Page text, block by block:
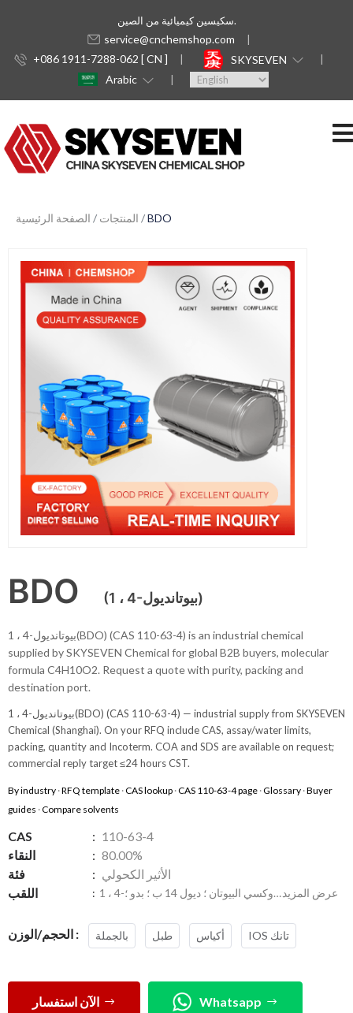
سكيسين كيميائية من الصين.
service@cnchemshop.com
+086 1911-7288-062 [ CN ]
SKYSEVEN
Arabic
الصفحة الرئيسية المنتجات BDO
BDO (1 ، 4-بيوتانديول)
1 ، 4-بيوتانديول(BDO) (CAS 110-63-4) is an industrial chemical
supplied by SKYSEVEN Chemical for global B2B buyers, molecular
formula C4H10O2. Request a quote with purity, packing and
destination port.
1 ، 4-بيوتانديول(BDO) (CAS 110-63-4) — industrial supply from SKYSEVEN
Chemical (Shanghai). On your RFQ include CAS, assay/water limits,
packing, quantity and Incoterm. COA and SDS are available on request;
commercial reply target ≤24 hours CST.
By industry ·RFQ template ·CAS lookup ·CAS 110-63-4 page ·Glossary ·Buyer
guides ·Compare solvents
CAS
النقاء
فئة
اللقب
: 110-63-4
: 80.00%
:
: عرض المزيد
الحجم/الوزن : بالجملة طبل أكياس IOS تانك
الآن استفسار Whatsapp